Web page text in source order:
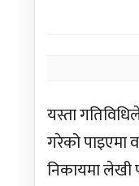
यस्ता
गरेको पाइएमा
निकायमा